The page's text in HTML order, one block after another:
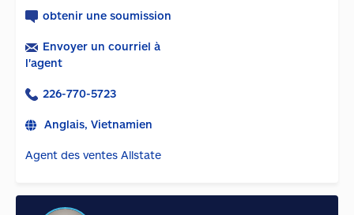
obtenir une soumission
Envoyer un courriel à
l'agent
226-770-5723
Anglais, Vietnamien
Agent des ventes Allstate